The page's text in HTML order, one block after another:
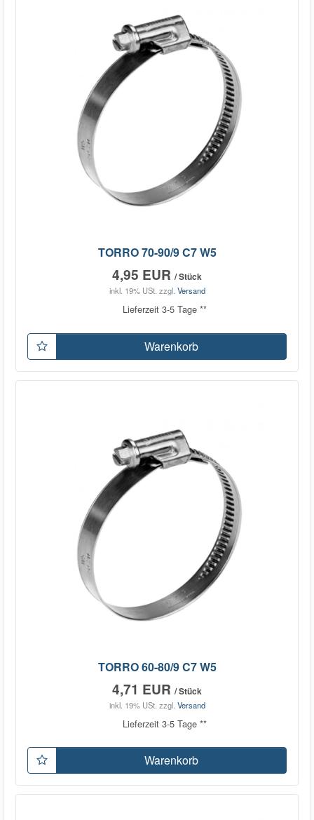
TORRO 70-90/9 C7 W5
4,95 EUR / Stück
inkl. 19% USt. zzgl. Versand
Lieferzeit 3-5 Tage **
Warenkorb
TORRO 60-80/9 C7 W5
4,71 EUR / Stück
inkl. 19% USt. zzgl. Versand
Lieferzeit 3-5 Tage **
Warenkorb